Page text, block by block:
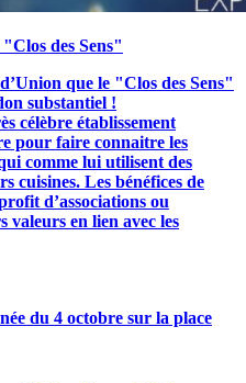
des Sens"
que le "Clos des Sens"
substantiel !
célèbre établissement
pour faire connaitre les
comme lui utilisent des
cuisines. Les bénéfices de
d’associations ou
valeurs en lien avec les
du 4 octobre sur la place